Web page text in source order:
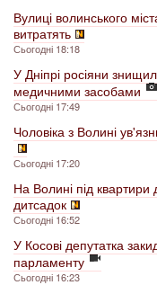
Вулиці волинського
витратять
Сьогодні 18:18
У Дніпрі росіяни
медичними засобами
Сьогодні 17:49
Чоловіка з Волині
Сьогодні 17:20
На Волині під
дитсадок
Сьогодні 16:52
У Косові депутатка
парламенту
Сьогодні 16:23